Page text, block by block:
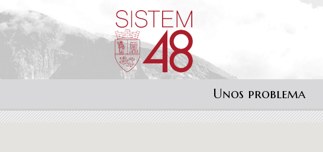
Unos problema